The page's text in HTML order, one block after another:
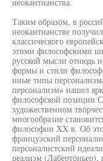
Таким образом, в
неокантианстве
классического
этими философскими
русской мысли отнюдь
формы и стили
иные типы
персонализм» нашел
философской позиции
художественном
многообразие
философии XX в. Об
французский
персоналистский
реализм (Лабертоньер),